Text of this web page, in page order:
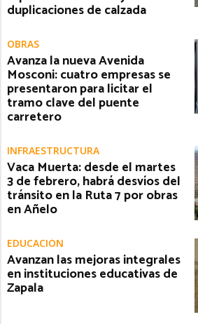
duplicaciones de calzada
OBRAS
Avanza la nueva Avenida
Mosconi: cuatro empresas se
presentaron para licitar el
tramo clave del puente
carretero
INFRAESTRUCTURA
Vaca Muerta: desde el martes
3 de febrero, habrá desvíos del
tránsito en la Ruta 7 por obras
en Añelo
EDUCACIÓN
Avanzan las mejoras integrales
en instituciones educativas de
Zapala